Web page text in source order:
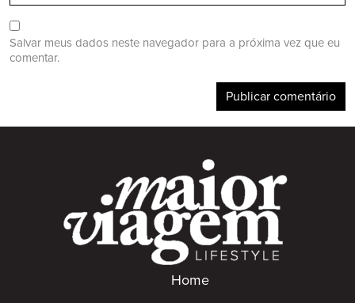
Salvar meus dados neste navegador para a próxima vez que eu
comentar.
Home